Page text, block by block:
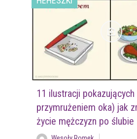
11 ilustracji pokazujących
przymrużeniem oka) jak
życie mężczyzn po ślubie